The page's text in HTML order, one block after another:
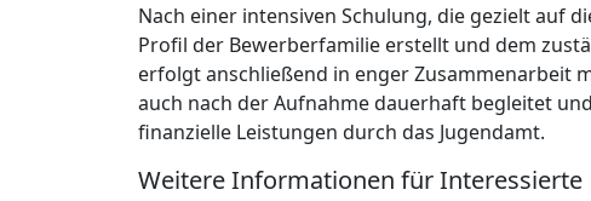
Nach einer intensiven Schulung, die gezielt auf
Profil der Bewerberfamilie erstellt und dem
erfolgt anschließend in enger Zusammenarbeit
auch nach der Aufnahme dauerhaft begleitet
finanzielle Leistungen durch das Jugendamt.
Weitere Informationen für Interessierte